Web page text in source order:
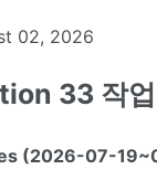
02, 2026
33 작
(2026-07-